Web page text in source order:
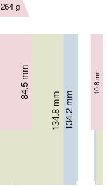
129.46 mm
134.2 mm
134.8 mm
84.5 mm 10.8 mm
264 g